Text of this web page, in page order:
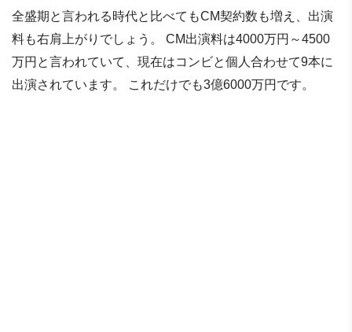
全盛期と言われる時代と比べてもCM契約数も増え、出演
料も右肩上がりでしょう。 CM出演料は4000万円～4500
万円と言われていて、現在はコンビと個人合わせて9本に
出演されています。 これだけでも3億6000万円です。